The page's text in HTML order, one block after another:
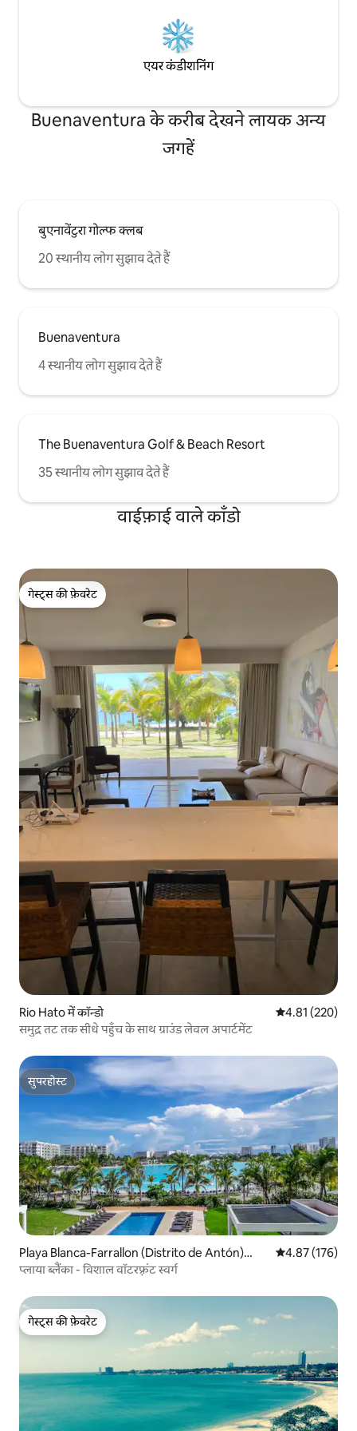
एयर कंडीशनिंग
Buenaventura के करीब देखने लायक अन्य
जगहें
बुएनावेंटुरा गोल्फ क्लब
20 स्थानीय लोग सुझाव देते हैं
Buenaventura
4 स्थानीय लोग सुझाव देते हैं
The Buenaventura Golf & Beach Resort
35 स्थानीय लोग सुझाव देते हैं
वाईफ़ाई वाले काँडो
गेस्ट्स की फ़ेवरेट
गेस्ट्स की फ़ेवरेट
Rio Hato में कॉन्डो औसत रेटिंग 5 में से
4.81 (220)
समुद्र तट तक सीधे पहुँच के साथ ग्राउंड लेवल अपार्टमेंट
सुपरहोस्ट
सुपरहोस्ट
Playa Blanca-Farrallon (Distrito de Antón)
में कॉन्डो
औसत रेटिंग 5 में से
4.87 (176)
प्लाया ब्लैंका - विशाल वॉटरफ़्रंट स्वर्ग
गेस्ट्स की फ़ेवरेट
गेस्ट्स की फ़ेवरेट